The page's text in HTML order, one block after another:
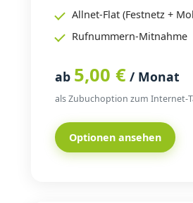
Allnet-Flat (Festnetz +
Rufnummern-Mitnahme
ab 5,00 € / Monat
als Zubuchoption zum Internet-
Optionen ansehen